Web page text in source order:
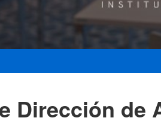
Dirección de